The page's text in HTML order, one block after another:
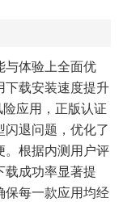
与体验上全面优
下载安装速度提升
应用，正版认证
闪退问题，优化了
。根据内测用户评
载成功率显著提
保每一款应用均经